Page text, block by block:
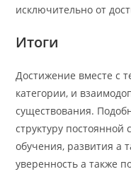
исключительно от
Итоги
Достижение вместе с
категории, и
существования.
структуру
обучения, развития а
уверенность а также